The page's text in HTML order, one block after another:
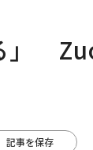
」
記事を保存